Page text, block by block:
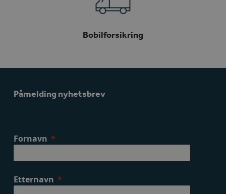
Bobilforsikring
Påmelding nyhetsbrev
Fornavn
Etternavn